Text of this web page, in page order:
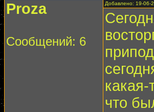
Proza
Сообщений: 6
Добавлено: 19-06-
что